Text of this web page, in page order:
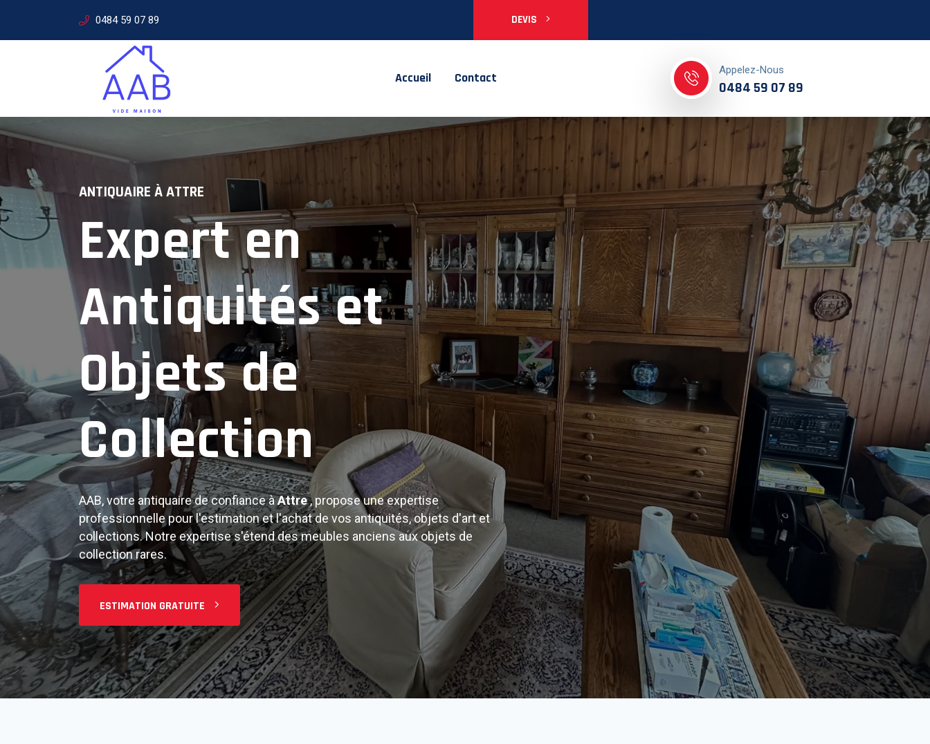
0484 59 07 89 DEVIS
Accueil Contact Appelez-Nous
0484 59 07 89
ANTIQUAIRE ÀATTRE
Expert en
Antiquités et
Objets de
Collection
AAB, votre antiquaire de confiance àAttre, propose une expertise
professionnelle pour l'estimation et l'achat de vos antiquités, objets d'art et
collections. Notre expertise s'étend des meubles anciens aux objets de
collection rares.
ESTIMATION GRATUITE
SERVICES D'ANTIQUAIRE
Expertise en
Objets Anciens
Notre expertise couvre tous types d'antiquités : meubles anciens, tableaux,
objets d'art, bijoux, argenterie, et objets de collection. Bénéficiez d'une
estimation juste et professionnelle de vos biens.
FAIRE ESTIMER